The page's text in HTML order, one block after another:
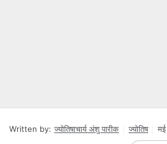
Written by: ज्योतिषाचार्य अंशु पारीक ज्योतिष